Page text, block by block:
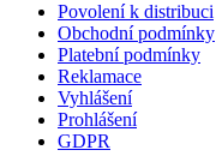
Povolení k distribuci
Obchodní podmínky
Platební podmínky
Reklamace
Vyhlášení
Prohlášení
GDPR